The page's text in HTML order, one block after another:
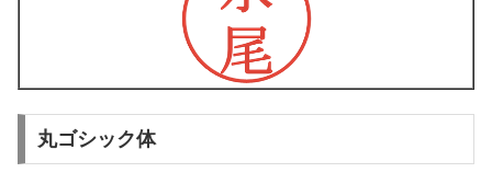
丸ゴシック体